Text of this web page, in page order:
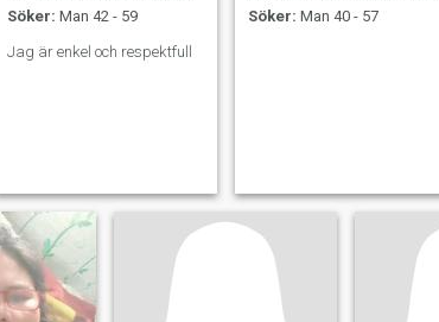
Söker: Man 42 - 59
Jag är enkel och respektfull
Söker: Man 40 - 57